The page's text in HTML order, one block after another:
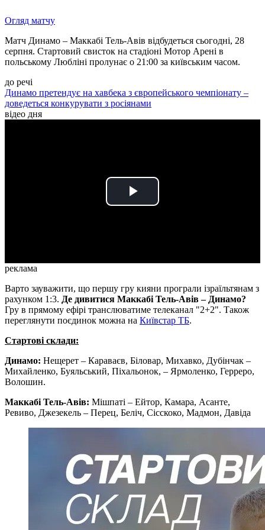
Огляд матчу
Матч Динамо – Маккабі Тель-Авів відбудеться сьогодні, 28
серпня. Стартовий свисток на стадіоні Мотор Арені в
польському Любліні пролунає о 21:00 за київським часом.
до речі
Динамо претендує на хавбека з європейського чемпіонату –
доведеться конкурувати з росіянами
відео дня
Play
реклама
Варто зауважити, що першу гру кияни програли ізраїльтянам з
рахунком 1:3. Де дивитися Маккабі Тель-Авів – Динамо?
Гру в прямому ефірі транслюватиме телеканал "2+2". Також
переглянути поєдинок можна на Київстар ТБ.
Стартові склади:
Динамо: Нещерет – Караваєв, Біловар, Михавко, Дубінчак –
Михайленко, Буяльський, Пiхальонок, – Ярмоленко, Герреро,
Волошин.
Маккабі Тель-Авів: Мішпаті – Ейтор, Камара, Асанте,
Ревиво, Джезекель – Перец, Беліч, Сісскоко, Мадмон, Давіда